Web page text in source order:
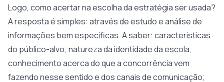
Logo, como acertar na escolha da estratégia ser usada?
A resposta é simples: através de estudo e análise de
informações bem específicas. A saber: características
do público-alvo; natureza da identidade da escola;
conhecimento acerca do que a concorrência vem
fazendo nesse sentido e dos canais de comunicação;